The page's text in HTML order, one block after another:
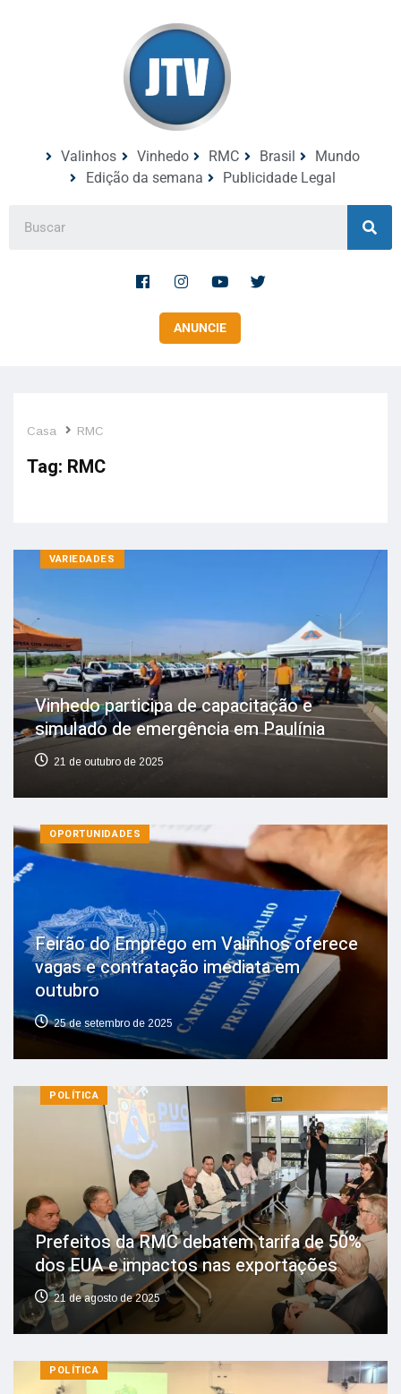
Valinhos Vinhedo RMC Brasil
Mundo
Edição da semana
Publicidade Legal
ANUNCIE
Casa RMC
Tag: RMC
VARIEDADES
Vinhedo participa de capacitação e
simulado de emergência em Paulínia
21 de outubro de 2025
OPORTUNIDADES
Feirão do Emprego em Valinhos oferece
vagas e contratação imediata em
outubro
25 de setembro de 2025
POLÍTICA
Prefeitos da RMC debatem tarifa de 50%
dos EUA e impactos nas exportações
21 de agosto de 2025
POLÍTICA